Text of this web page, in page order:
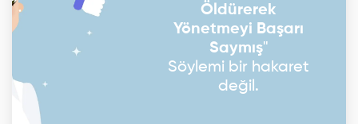
Öldürerek
Yönetmeyi Başarı
Saymış"
Söylemi bir hakaret
değil.